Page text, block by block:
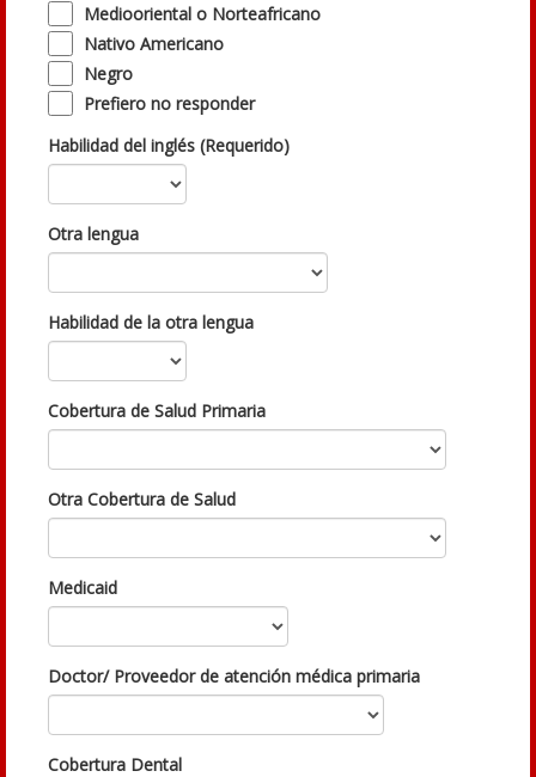
Mediooriental o Norteafricano
Nativo Americano
Negro
Prefiero no responder
Habilidad del inglés (Requerido)
Otra lengua
Habilidad de la otra lengua
Cobertura de Salud Primaria
Otra Cobertura de Salud
Medicaid
Doctor/ Proveedor de atención médica primaria
Cobertura Dental